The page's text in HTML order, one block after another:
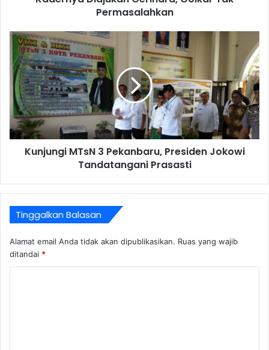
Permasalahkan
Kunjungi MTsN 3 Pekanbaru, Presiden Jokowi
Tandatangani Prasasti
Tinggalkan Balasan
Alamat email Anda tidak akan dipublikasikan. Ruas yang wajib
ditandai *